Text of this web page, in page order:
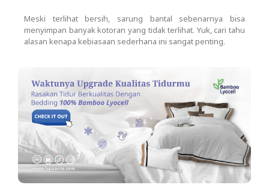
Meski terlihat bersih, sarung bantal sebenarnya bisa
menyimpan banyak kotoran yang tidak terlihat. Yuk, cari tahu
alasan kenapa kebiasaan sederhana ini sangat penting.